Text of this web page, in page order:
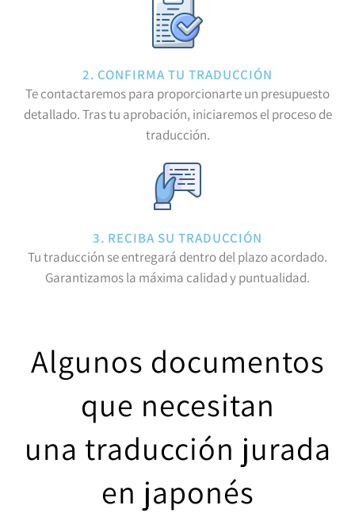
2. CONFIRMA TU TRADUCCIÓN
Te contactaremos para proporcionarte un presupuesto
detallado. Tras tu aprobación, iniciaremos el proceso de
traducción.
3. RECIBA SU TRADUCCIÓN
Tu traducción se entregará dentro del plazo acordado.
Garantizamos la máxima calidad y puntualidad.
Algunos documentos
que necesitan
una traducción jurada
en japonés